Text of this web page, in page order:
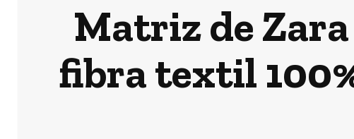
Matriz de
fibra textil